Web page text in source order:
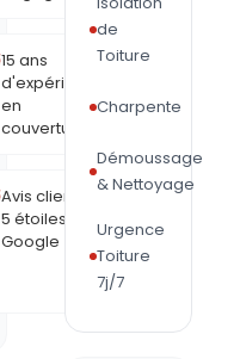
15 ans
d'expérience
en
couverture
Avis clients
5 étoiles
Google
de
Toiture
Charpente
Démoussage
& Nettoyage
Urgence
Toiture
7j/7